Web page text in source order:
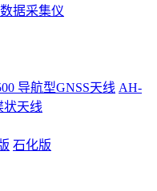
据采集仪
导航型GNSS天线 AH-
状天线
石化版